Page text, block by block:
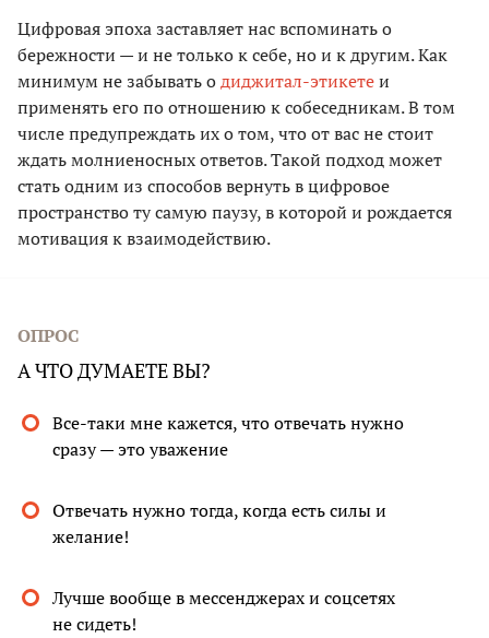
Цифровая эпоха заставляет нас вспоминать о
бережности — и не только к себе, но и к другим. Как
минимум не забывать одиджитал-этикетеи
применять его по отношению к собеседникам. В том
числе предупреждать их о том, что от вас не стоит
ждать молниеносных ответов. Такой подход может
стать одним из способов вернуть в цифровое
пространство ту самую паузу, в которой и рождается
мотивация к взаимодействию.
ОПРОС
А ЧТО ДУМАЕТЕ ВЫ?
Все-таки мне кажется, что отвечать нужно
сразу — это уважение
Отвечать нужно тогда, когда есть силы и
желание!
Лучше вообще в мессенджерах и соцсетях
не сидеть!